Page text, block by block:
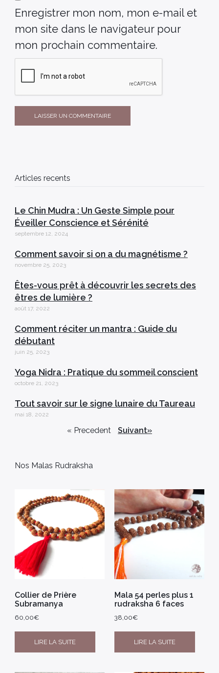
Enregistrer mon nom, mon e-mail et
mon site dans le navigateur pour
mon prochain commentaire.
Articles recents
Le Chin Mudra : Un Geste Simple pour
Éveiller Conscience et Sérénité
septembre 12, 2024
Comment savoir si on a du magnétisme ?
novembre 25, 2023
Êtes-vous prêt à découvrir les secrets des
êtres de lumière ?
août 17, 2022
Comment réciter un mantra : Guide du
débutant
juin 25, 2023
Yoga Nidra : Pratique du sommeil conscient
octobre 21, 2023
Tout savoir sur le signe lunaire du Taureau
mai 18, 2022
« Precedent Suivant»
Nos Malas Rudraksha
Collier de Prière
Subramanya
60,00€
LIRE LA SUITE
Mala 54 perles plus 1
rudraksha 6 faces
38,00€
LIRE LA SUITE